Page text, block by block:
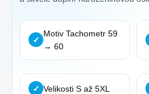
✓
Motiv Tachometr 59
→ 60
✓ Velikosti S až 5XL